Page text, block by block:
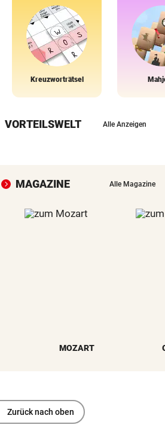
Kreuzworträtsel
VORTEILSWELT Alle Anzeigen
MAGAZINE Alle Magazine
MOZART
Zurück nach oben